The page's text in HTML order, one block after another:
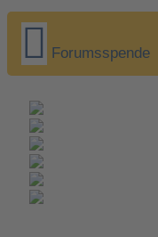
Forumsspende